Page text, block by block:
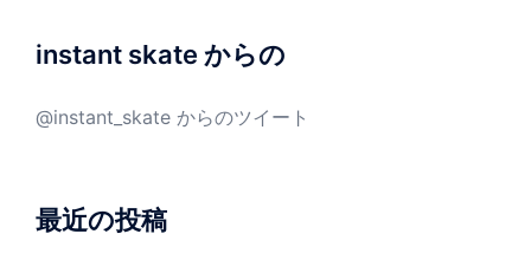
instant skate からの
@instant_skate からのツイート
最近の投稿